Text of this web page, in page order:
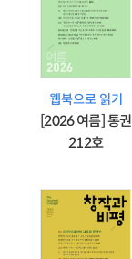
웹북으로 읽기
[2026 여름] 통권
212호